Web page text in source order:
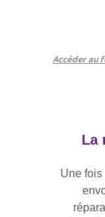
Accéder au
La
Une